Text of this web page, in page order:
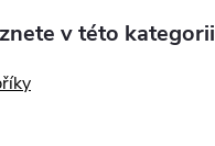
v této kategorii